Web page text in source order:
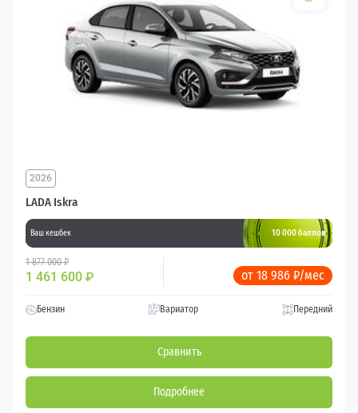
LADA Iskra
2026
Ваш кешбек 10 000 баллов
1 877 000 ₽
1 461 600 ₽ от 18 986 ₽/мес
Бензин Вариатор Передний
Сравнить
Подробнее